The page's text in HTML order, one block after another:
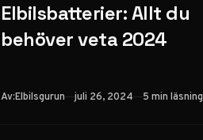
Elbilsbatterier: Allt du
behöver veta 2024
Av:Elbilsgurun Publicerad
juli 26, 2024 5 min läsning